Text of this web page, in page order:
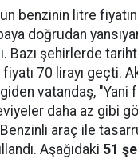
benzinin litre
doğrudan
Bazı şehirlerde
70 lirayı geçti.
vatandaş, "Yani
daha az gibi
araç ile
Aşağıdaki 51